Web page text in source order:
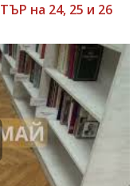
на 24, 25 и 26